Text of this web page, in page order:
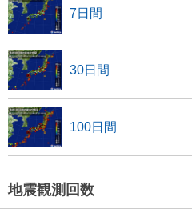
7日間
30日間
100日間
地震観測回数